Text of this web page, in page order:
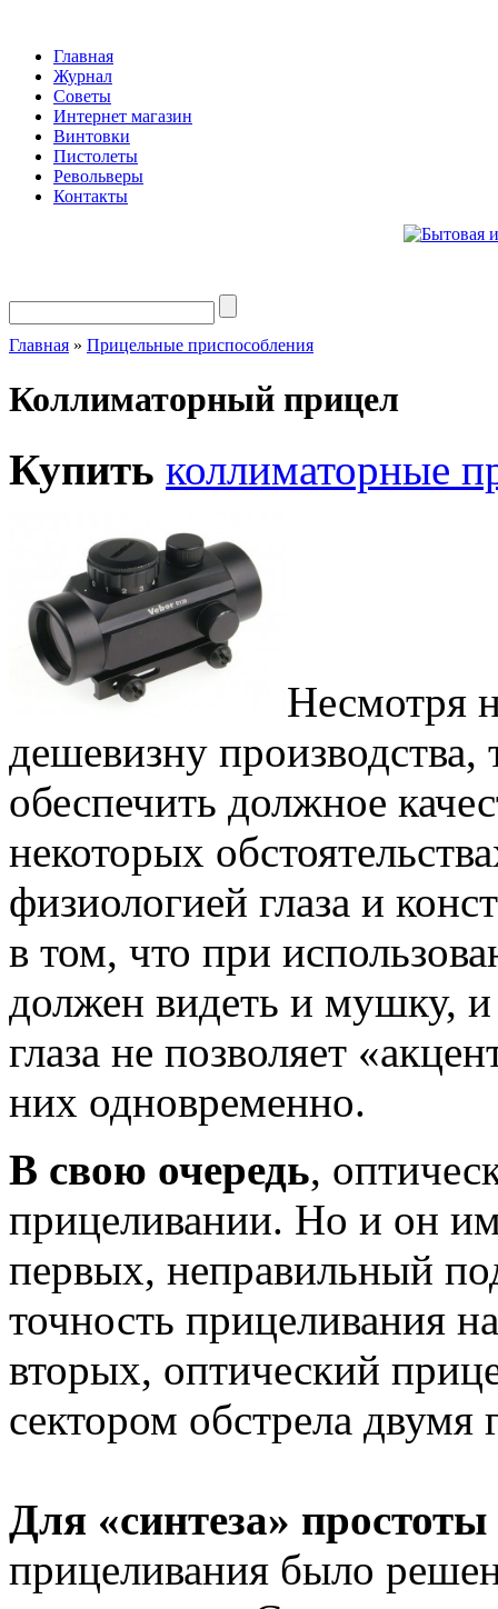
Главная
Журнал
Советы
Интернет магазин
Винтовки
Пистолеты
Револьверы
Контакты
Главная » Прицельные приспособления
Коллиматорный прицел
Купить коллиматорные
Несмотря
дешевизну
обеспечить должное
некоторых
физиологией глаза и
в том, что при
должен видеть и мушку,
глаза не позволяет
них одновременно.
В свою очередь,
прицеливании. Но и он
первых, неправильный
точность прицеливания
вторых, оптический
сектором обстрела двумя
Для «синтеза» простоты
прицеливания было